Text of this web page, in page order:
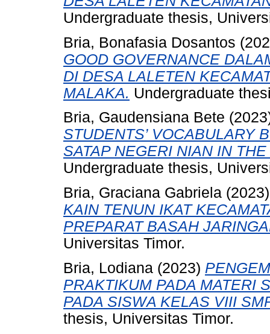
Undergraduate thesis,
Bria, Bonafasia Dosantos
GOOD GOVERNANCE
DI DESA LALETEN
MALAKA. Undergraduate
Bria, Gaudensiana Bete
STUDENTS’ VOCABULARY
SATAP NEGERI NIAN IN
Undergraduate thesis,
Bria, Graciana Gabriela
KAIN TENUN IKAT
PREPARAT BASAH
Universitas Timor.
Bria, Lodiana (2023)
PRAKTIKUM PADA MATERI
PADA SISWA KELAS VIII
thesis, Universitas Timor.